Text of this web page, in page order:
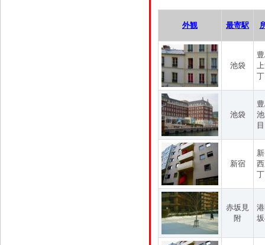
外観 最寄駅
池袋
池袋
新宿
赤坂見
附